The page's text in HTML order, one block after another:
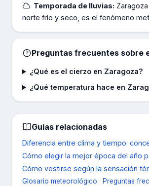
Temporada de lluvias:
norte frío y seco, es el fenómeno
Preguntas frecuentes sobre
¿Qué es el cierzo en Zaragoza?
¿Qué temperatura hace en
Guías relacionadas
Diferencia entre clima y tiempo:
Cómo elegir la mejor época del año
Cómo vestirse según la sensación
Glosario meteorológico · Preguntas